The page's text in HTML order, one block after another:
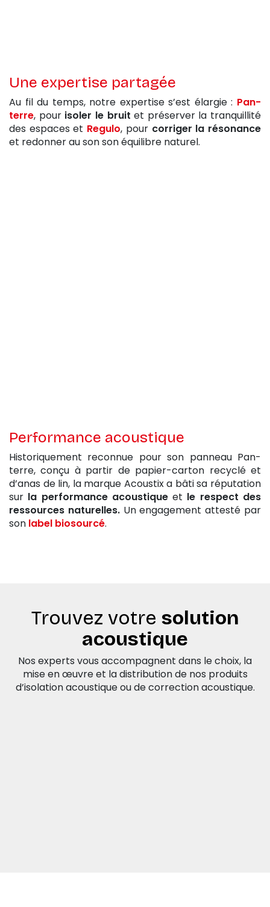
Une expertise partagée
Au fil du temps, notre expertise s’est élargie : Pan-
terre, pour isoler le bruit et préserver la tranquillité
des espaces et Regulo, pour corriger la résonance
et redonner au son son équilibre naturel.
Performance acoustique
Historiquement reconnue pour son panneau Pan-
terre, conçu à partir de papier-carton recyclé et
d’anas de lin, la marque Acoustix a bâti sa réputation
sur la performance acoustiqueet le respect des
ressources naturelles.Un engagement attesté par
son label biosourcé.
Trouvez votre solution
acoustique
Nos experts vous accompagnent dans le choix, la
mise en œuvre et la distribution de nos produits
d’isolation acoustique ou de correction acoustique.